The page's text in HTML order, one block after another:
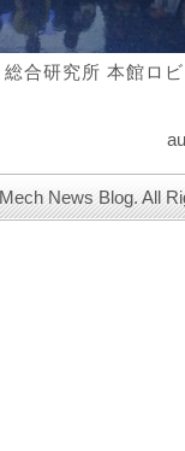
合研究所 本館ロ
News Blog. All